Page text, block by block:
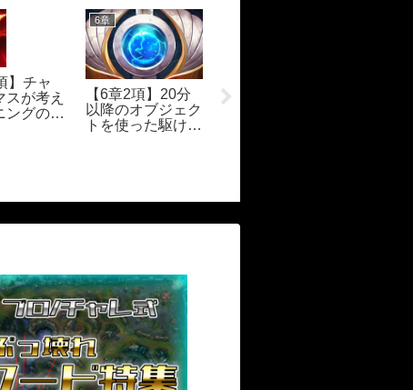
】チャ
スが考え
ングのワ
6章
【6章2項】20分
以降のオブジェク
トを使った駆け引